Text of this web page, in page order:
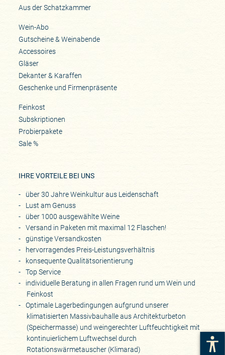
Aus der Schatzkammer
Wein-Abo
Gutscheine & Weinabende
Accessoires
Gläser
Dekanter & Karaffen
Geschenke und Firmenpräsente
Feinkost
Subskriptionen
Probierpakete
Sale %
IHRE VORTEILE BEI UNS
über 30 Jahre Weinkultur aus Leidenschaft
Lust am Genuss
über 1000 ausgewählte Weine
Versand in Paketen mit maximal 12 Flaschen!
günstige Versandkosten
hervorragendes Preis-Leistungsverhältnis
konsequente Qualitätsorientierung
Top Service
individuelle Beratung in allen Fragen rund um Wein und
Feinkost
Optimale Lagerbedingungen aufgrund unserer
klimatisierten Massivbauhalle aus Architekturbeton
(Speichermasse) und weingerechter Luftfeuchtigkeit mit
kontinuierlichem Luftwechsel durch
Rotationswärmetauscher (Klimarad)